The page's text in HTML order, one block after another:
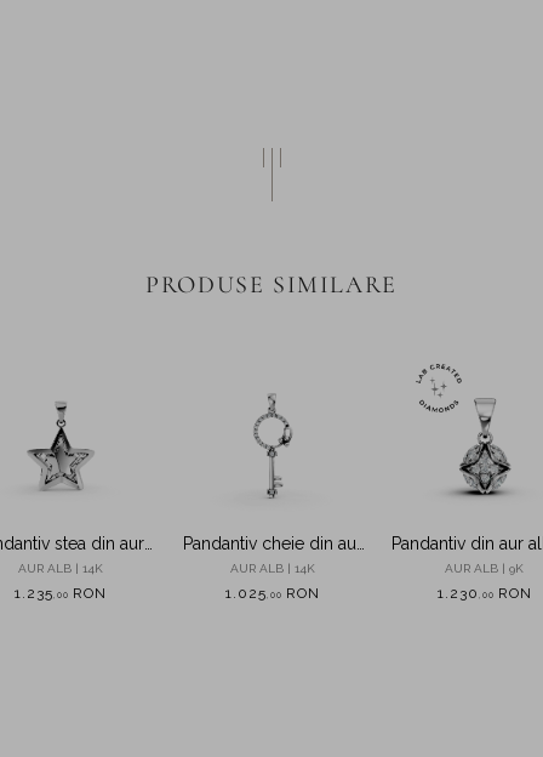
PRODUSE SIMILARE
stea din aur
alb
AUR ALB | 14K
1.235 00 RON
Pandantiv cheie din aur
alb cu zirconii
AUR ALB | 14K
1.025 00 RON
Pandantiv din aur
diamante de
AUR ALB | 9K
1.230 00 RON